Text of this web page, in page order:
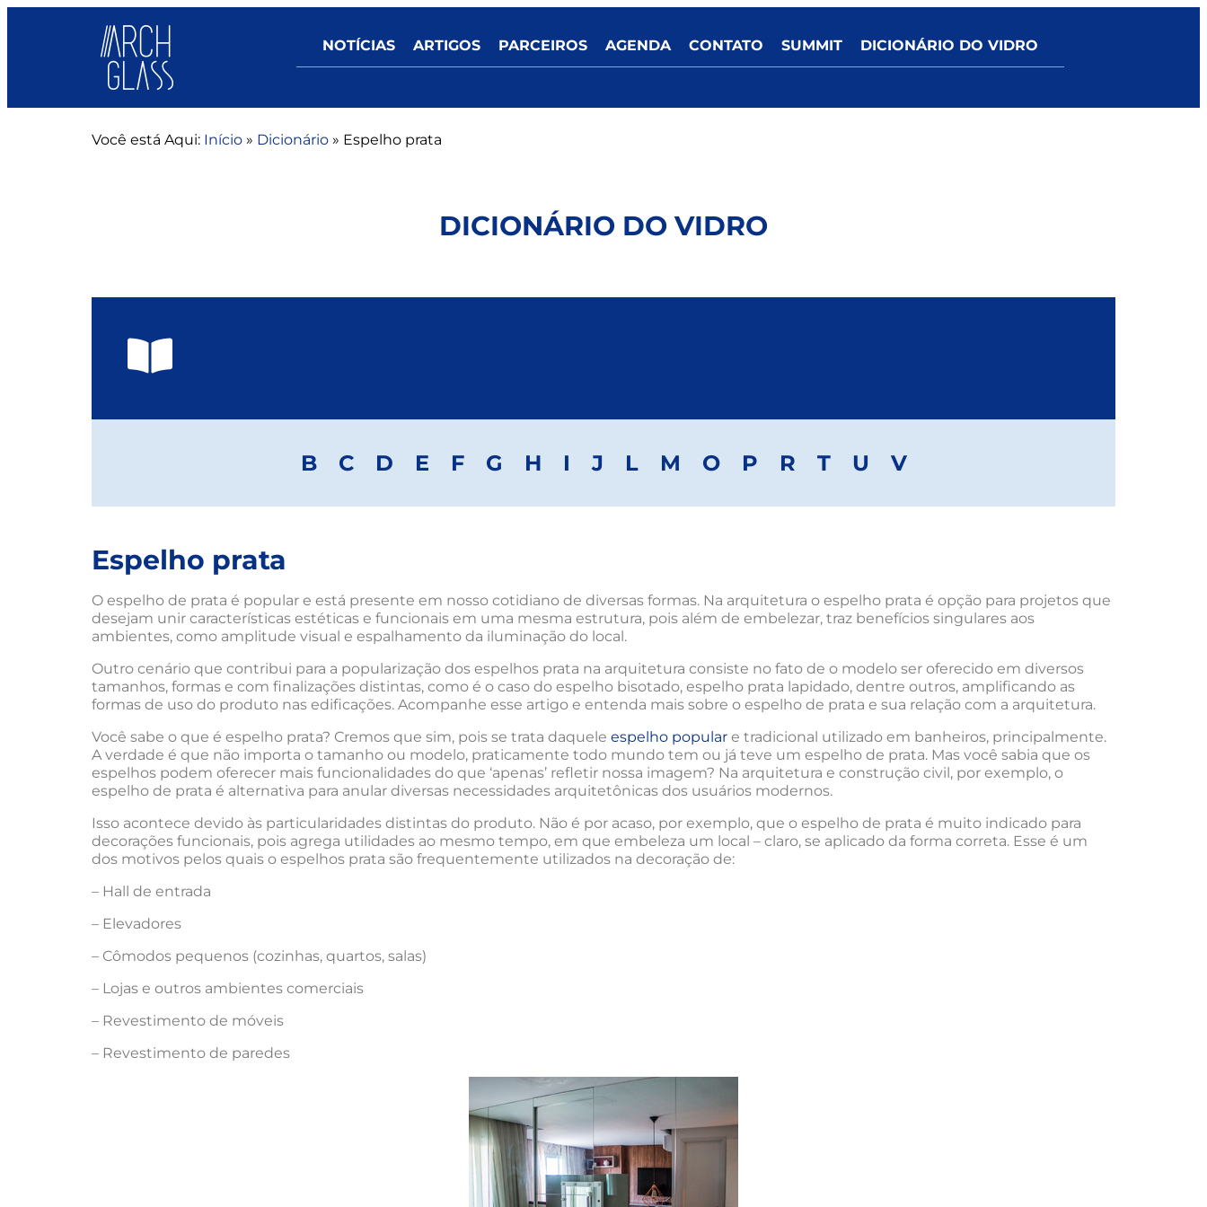
NOTÍCIAS ARTIGOS PARCEIROS AGENDA CONTATO SUMMIT DICIONÁRIO DO VIDRO
Você está Aqui: Início » Dicionário » Espelho prata
DICIONÁRIO DO VIDRO
B C D E F G H I J L M O P R T U V
Espelho prata
O espelho de prata é popular e está presente em nosso cotidiano de diversas formas. Na arquitetura o espelho prata é opção para projetos que
desejam unir características estéticas e funcionais em uma mesma estrutura, pois além de embelezar, traz benefícios singulares aos
ambientes, como amplitude visual e espalhamento da iluminação do local.
Outro cenário que contribui para a popularização dos espelhos prata na arquitetura consiste no fato de o modelo ser oferecido em diversos
tamanhos, formas e com finalizações distintas, como é o caso do espelho bisotado, espelho prata lapidado, dentre outros, amplificando as
formas de uso do produto nas edificações. Acompanhe esse artigo e entenda mais sobre o espelho de prata e sua relação com a arquitetura.
Você sabe o que é espelho prata? Cremos que sim, pois se trata daquele espelho popular e tradicional utilizado em banheiros, principalmente.
A verdade é que não importa o tamanho ou modelo, praticamente todo mundo tem ou já teve um espelho de prata. Mas você sabia que os
espelhos podem oferecer mais funcionalidades do que ‘apenas’ refletir nossa imagem? Na arquitetura e construção civil, por exemplo, o
espelho de prata é alternativa para anular diversas necessidades arquitetônicas dos usuários modernos.
Isso acontece devido às particularidades distintas do produto. Não é por acaso, por exemplo, que o espelho de prata é muito indicado para
decorações funcionais, pois agrega utilidades ao mesmo tempo, em que embeleza um local – claro, se aplicado da forma correta. Esse é um
dos motivos pelos quais o espelhos prata são frequentemente utilizados na decoração de:
– Hall de entrada
– Elevadores
– Cômodos pequenos (cozinhas, quartos, salas)
– Lojas e outros ambientes comerciais
– Revestimento de móveis
– Revestimento de paredes